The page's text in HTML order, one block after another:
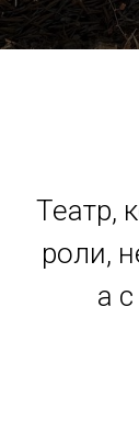
Театр,
роли,
а